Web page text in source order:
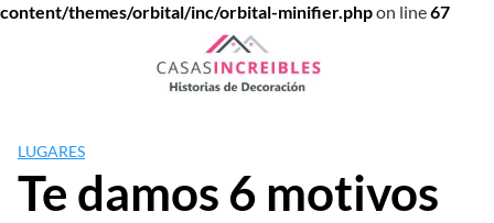
content/themes/orbital/inc/orbital-minifier.phpon line67
LUGARES
Te damos 6 motivos